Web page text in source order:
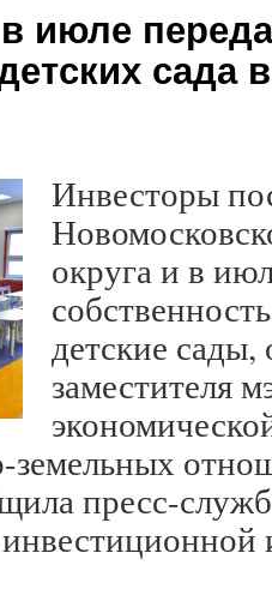
июле
сада
Инвесторы
округа и в
детские сады,
заместителя
земельных
пресс-